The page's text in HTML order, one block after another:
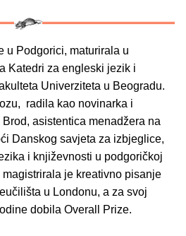
u Podgorici, maturirala u
Katedri za engleski jezik i
Univerziteta u Beogradu.
radila kao novinarka i
asistentica menadžera na
Danskog savjeta za izbjeglice,
i književnosti u podgoričkoj
je kreativno pisanje
u Londonu, a za svoj
dobila Overall Prize.